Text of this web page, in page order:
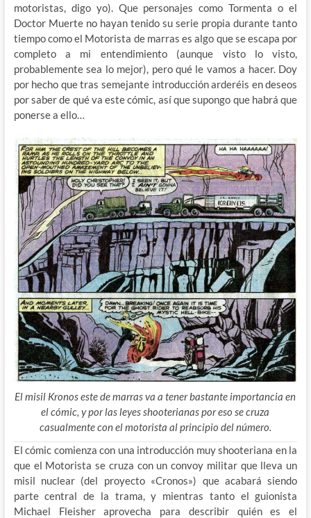
motoristas, digo yo). Que personajes como Tormenta o el
Doctor Muerte no hayan tenido su serie propia durante tanto
tiempo como el Motorista de marras es algo que se escapa por
completo a mi entendimiento (aunque visto lo visto,
probablemente sea lo mejor), pero qué le vamos a hacer. Doy
por hecho que tras semejante introducción arderéis en deseos
por saber de qué va este cómic, así que supongo que habrá que
ponerse a ello…
El misil Kronos este de marras va a tener bastante importancia en
el cómic, y por las leyes shooterianas por eso se cruza
casualmente con el motorista al principio del número.
El cómic comienza con una introducción muy shooteriana en la
que el Motorista se cruza con un convoy militar que lleva un
misil nuclear (del proyecto «Cronos») que acabará siendo
parte central de la trama, y mientras tanto el guionista
Michael Fleisher aprovecha para describir quién es el